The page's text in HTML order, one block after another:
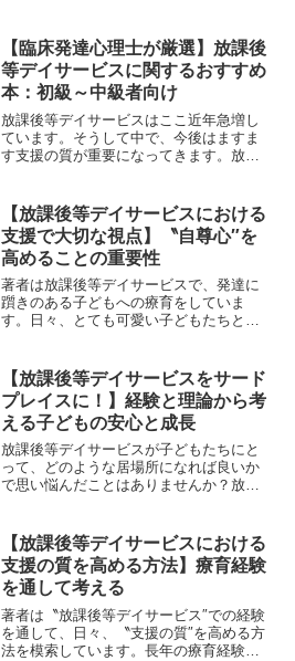
になったことで、預かる時間がこれまで
以上に長くなったこと...
【臨床発達心理士が厳選】放課後
等デイサービスに関するおすすめ
本：初級～中級者向け
放課後等デイサービスはここ近年急増し
ています。そうして中で、今後はますま
す支援の質が重要になってきます。放課
富な経験と知識の量とが必要になりま
す。それでは、放課後等デイ...
【放課後等デイサービスにおける
支援で大切な視点】〝自尊心″を
高めることの重要性
著者は放課後等デイサービスで、発達に
躓きのある子どもへの療育をしていま
す。日々、とても可愛い子どもたちと楽
行錯誤する日々でもあります。時には、
支援内容について壁にぶち当...
【放課後等デイサービスをサード
プレイスに！】経験と理論から考
える子どもの安心と成長
放課後等デイサービスが子どもたちにと
って、どのような居場所になれば良いか
で思い悩んだことはありませんか？放課
取り組んでいると思います。そして、子
どもたちにとって、放課後...
【放課後等デイサービスにおける
支援の質を高める方法】療育経験
を通して考える
著者は〝放課後等デイサービス″での経験
を通して、日々、〝支援の質″を高める方
法を模索しています。長年の療育経験を